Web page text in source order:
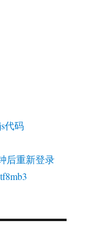
代码
后重新登录